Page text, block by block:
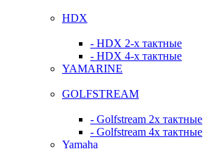
HDX
- HDX 2-х тактные
- HDX 4-х тактные
YAMARINE
GOLFSTREAM
- Golfstream 2х тактные
- Golfstream 4х тактные
Yamaha